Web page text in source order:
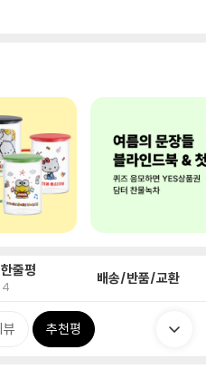
줄평 배송/반품/교환
뷰 추천평